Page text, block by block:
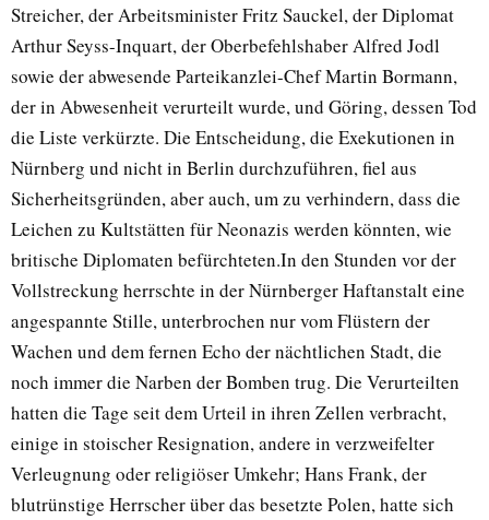
Streicher, der Arbeitsminister Fritz Sauckel, der Diplomat
Arthur Seyss-Inquart, der Oberbefehlshaber Alfred Jodl
sowie der abwesende Parteikanzlei-Chef Martin Bormann,
der in Abwesenheit verurteilt wurde, und Göring, dessen Tod
die Liste verkürzte. Die Entscheidung, die Exekutionen in
Nürnberg und nicht in Berlin durchzuführen, fiel aus
Sicherheitsgründen, aber auch, um zu verhindern, dass die
Leichen zu Kultstätten für Neonazis werden könnten, wie
britische Diplomaten befürchteten.In den Stunden vor der
Vollstreckung herrschte in der Nürnberger Haftanstalt eine
angespannte Stille, unterbrochen nur vom Flüstern der
Wachen und dem fernen Echo der nächtlichen Stadt, die
noch immer die Narben der Bomben trug. Die Verurteilten
hatten die Tage seit dem Urteil in ihren Zellen verbracht,
einige in stoischer Resignation, andere in verzweifelter
Verleugnung oder religiöser Umkehr; Hans Frank, der
blutrünstige Herrscher über das besetzte Polen, hatte sich